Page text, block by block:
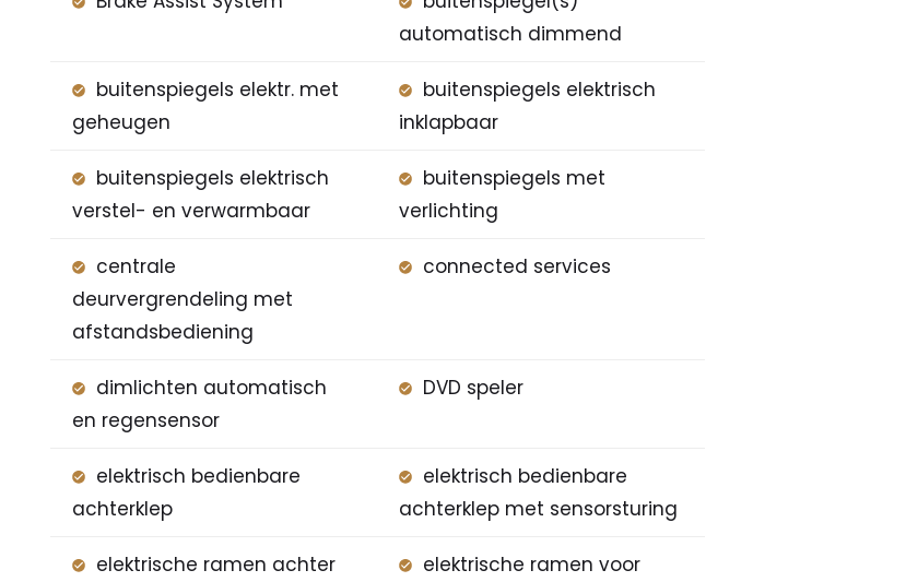
automatisch dimmend
buitenspiegels elektr. met
geheugen
buitenspiegels elektrisch
inklapbaar
buitenspiegels elektrisch
verstel- en verwarmbaar
buitenspiegels met
verlichting
centrale
deurvergrendeling met
afstandsbediening
connected services
dimlichten automatisch
en regensensor
DVD speler
elektrisch bedienbare
achterklep
elektrisch bedienbare
achterklep met sensorsturing
elektrische ramen achter elektrische ramen voor